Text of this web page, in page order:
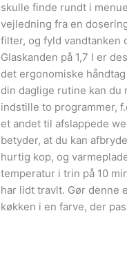
skulle finde rundt i
vejledning fra en
filter, og fyld
Glaskanden på 1,7 l er
det ergonomiske
din daglige rutine kan du
indstille to programmer,
et andet til afslappede
betyder, at du kan
hurtig kop, og
temperatur i trin på 10
har lidt travlt. Gør denne
køkken i en farve, der